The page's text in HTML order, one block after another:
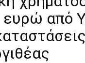
ευρώ από